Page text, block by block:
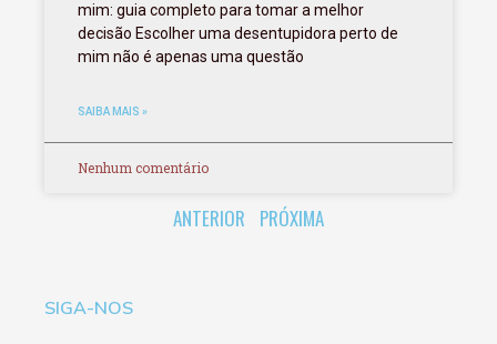
mim: guia completo para tomar a melhor
decisão Escolher uma desentupidora perto de
mim não é apenas uma questão
SAIBA MAIS »
Nenhum comentário
ANTERIOR PRÓXIMA
SIGA-NOS